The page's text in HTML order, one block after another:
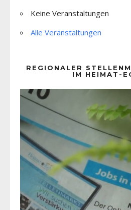
Keine Veranstaltungen
Alle Veranstaltungen
REGIONALER
IM HEIMAT-